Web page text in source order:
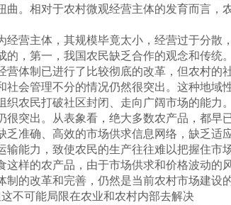
。相对于农村微观经营主体的发育而言
主体，其规模毕竟太小，经营过于分散
，第一，我国农民缺乏合作的观念和传
营体制已进行了比较彻底的改革，但农村
会管理不分的情况仍然很突出。这种地
农民打破社区封闭、走向广阔市场的能力。
出。从表象看，绝大多数农产品，都早
准确、高效的市场供求信息网络，缺乏
能力，致使农民的生产往往难以把握住
样的农产品，由于市场供求和价格波动
的改革和完善，仍然是当前农村市场建设
可能局限在农业和农村内部去解决